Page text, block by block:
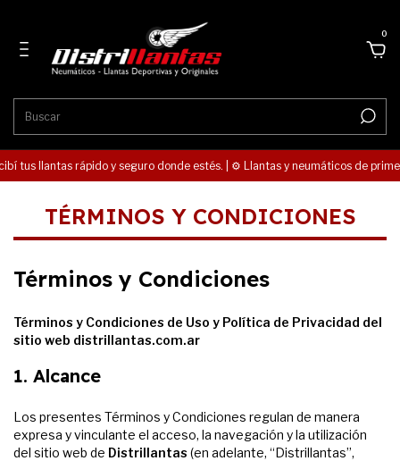
0
tus llantas rápido y seguro donde estés. | ⚙️ Llantas y neumáticos de
TÉRMINOS Y CONDICIONES
Términos y Condiciones
Términos y Condiciones de Uso y Política de Privacidad del
sitio web distrillantas.com.ar
1. Alcance
Los presentes Términos y Condiciones regulan de manera
expresa y vinculante el acceso, la navegación y la utilización
del sitio web de Distrillantas (en adelante, “Distrillantas”,